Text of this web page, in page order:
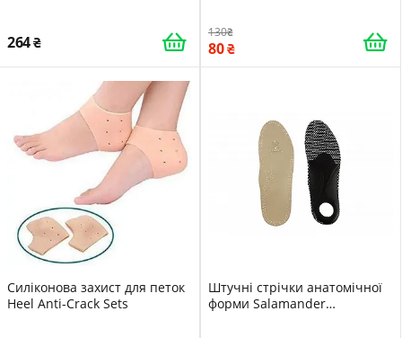
264
130
80
Силіконова захист для петок
Heel Anti-Crack Sets
Штучні стрічки анатомічної
форми Salamander